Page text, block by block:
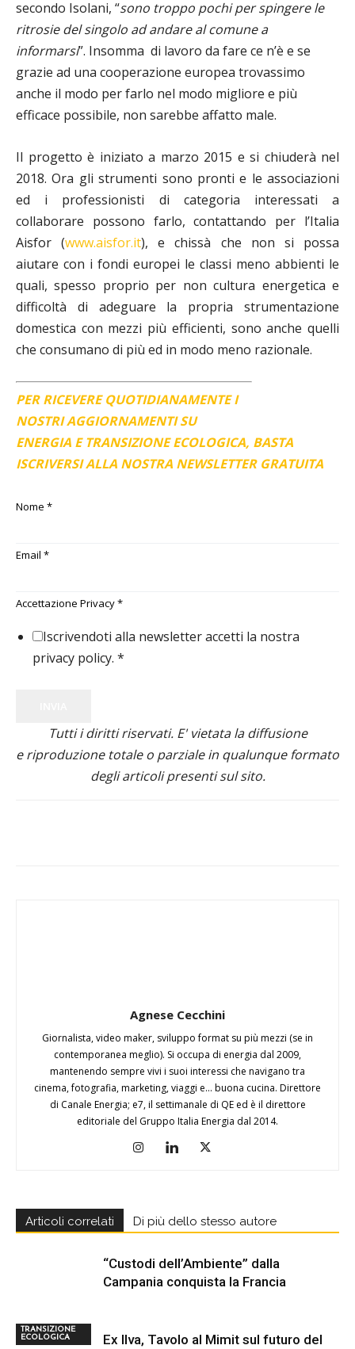
secondo Isolani, “sono troppo pochi per spingere le
ritrosie del singolo ad andare al comune a
informarsi”. Insomma di lavoro da fare ce n’è e se
grazie ad una cooperazione europea trovassimo
anche il modo per farlo nel modo migliore e più
efficace possibile, non sarebbe affatto male.
Il progetto è iniziato a marzo 2015 e si chiuderà nel
2018. Ora gli strumenti sono pronti e le associazioni
ed i professionisti di categoria interessati a
collaborare possono farlo, contattando per l’Italia
Aisfor (www.aisfor.it), e chissà che non si possa
aiutare con i fondi europei le classi meno abbienti le
quali, spesso proprio per non cultura energetica e
difficoltà di adeguare la propria strumentazione
domestica con mezzi più efficienti, sono anche quelli
che consumano di più ed in modo meno razionale.
PER RICEVERE QUOTIDIANAMENTE I
NOSTRI AGGIORNAMENTI SU
ENERGIA E TRANSIZIONE ECOLOGICA, BASTA
ISCRIVERSI ALLA NOSTRA NEWSLETTER GRATUITA
Nome *
Email *
Accettazione Privacy*
Iscrivendoti alla newsletter accetti la nostra
privacy policy. *
Tutti i diritti riservati. E' vietata la diffusione
e riproduzione totale o parziale in qualunque formato
degli articoli presenti sul sito.
Agnese Cecchini
Giornalista, video maker, sviluppo format su più mezzi (se in
contemporanea meglio). Si occupa di energia dal 2009,
mantenendo sempre vivi i suoi interessi che navigano tra
cinema, fotografia, marketing, viaggi e... buona cucina. Direttore
di Canale Energia; e7, il settimanale di QE ed è il direttore
editoriale del Gruppo Italia Energia dal 2014.
Articoli correlati Di più dello stesso autore
TRANSIZIONE
ECOLOGICA
“Custodi dell’Ambiente” dalla
Campania conquista la Francia
Ex Ilva, Tavolo al Mimit sul futuro del